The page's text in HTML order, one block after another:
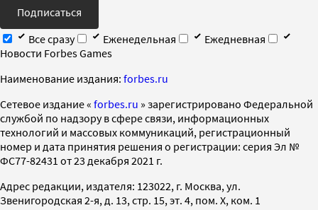
Подписаться
Все сразу
Еженедельная
Ежедневная
Новости Forbes Games
Наименование издания: forbes.ru
Cетевое издание « forbes.ru » зарегистрировано Федеральной
службой по надзору в сфере связи, информационных
технологий и массовых коммуникаций, регистрационный
номер и дата принятия решения о регистрации: серия Эл №
ФС77-82431 от 23 декабря 2021 г.
Адрес редакции, издателя: 123022, г. Москва, ул.
Звенигородская 2-я, д. 13, стр. 15, эт. 4, пом. X, ком. 1